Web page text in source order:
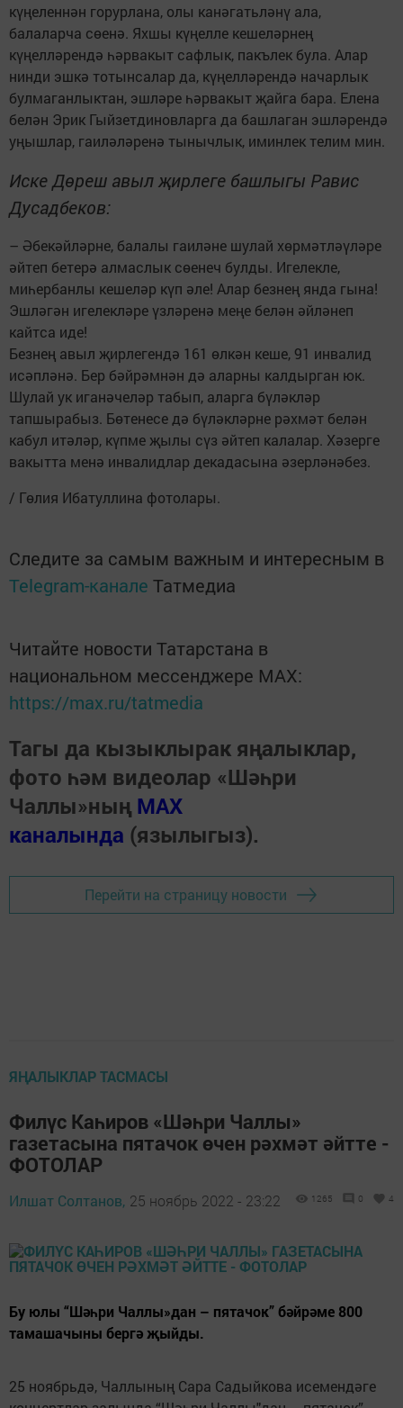
күңеленнән горурлана, олы канәгатьләнү ала,
балаларча сөенә. Яхшы күңелле кешеләрнең
күңелләрендә һәрвакыт сафлык, пакълек була. Алар
нинди эшкә тотынсалар да, күңелләрендә начарлык
булмаганлыктан, эшләре һәрвакыт җайга бара. Елена
белән Эрик Гыйзетдиновларга да башлаган эшләрендә
уңышлар, гаиләләренә тынычлык, иминлек телим мин.
Иске Дөреш авыл җирлеге башлыгы Равис
Дусадбеков:
– Әбекәйләрне, балалы гаиләне шулай хөрмәтләүләре
әйтеп бетерә алмаслык сөенеч булды. Игелекле,
миһербанлы кешеләр күп әле! Алар безнең янда гына!
Эшләгән игелекләре үзләренә меңе белән әйләнеп
кайтса иде!
Безнең авыл җирлегендә 161 өлкән кеше, 91 инвалид
исәпләнә. Бер бәйрәмнән дә аларны калдырган юк.
Шулай ук иганәчеләр табып, аларга бүләкләр
тапшырабыз. Бөтенесе дә бүләкләрне рәхмәт белән
кабул итәләр, күпме җылы сүз әйтеп калалар. Хәзерге
вакытта менә инвалидлар декадасына әзерләнәбез.
/ Гөлия Ибатуллина фотолары.
Следите за самым важным и интересным в
Telegram-канале Татмедиа
Читайте новости Татарстана в
национальном мессенджере MАХ:
https://max.ru/tatmedia
Тагы да кызыклырак яңалыклар,
фото һәм видеолар «Шәһри
Чаллы»ның MAX
каналында (язылыгыз).
Перейти на страницу новости
ЯҢАЛЫКЛАР ТАСМАСЫ
Филүс Каһиров «Шәһри Чаллы»
газетасына пятачок өчен рәхмәт әйтте -
ФОТОЛАР
Илшат Солтанов, 25 ноябрь 2022 - 23:22 1265 0 4
Бу юлы “Шәһри Чаллы»дан – пятачок” бәйрәме 800
тамашачыны бергә җыйды.
25 ноябрьдә, Чаллының Сара Садыйкова исемендәге